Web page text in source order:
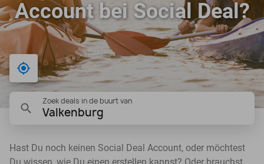
Account bei Social Deal?
Bij mij in de buurt
Zoek deals in de buurt van
Valkenburg
Hast Du noch keinen Social Deal Account, oder möchtest